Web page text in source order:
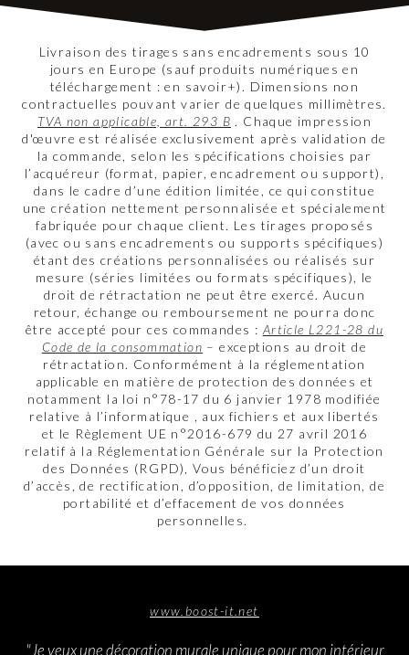
Livraison des tirages sans encadrements sous 10
jours en Europe (sauf produits numériques en
téléchargement : en savoir+). Dimensions non
contractuelles pouvant varier de quelques millimètres.
TVA non applicable, art. 293 B . Chaque impression
d'œuvre est réalisée exclusivement après validation de
la commande, selon les spécifications choisies par
l’acquéreur (format, papier, encadrement ou support),
dans le cadre d’une édition limitée, ce qui constitue
une création nettement personnalisée et spécialement
fabriquée pour chaque client. Les tirages proposés
(avec ou sans encadrements ou supports spécifiques)
étant des créations personnalisées ou réalisés sur
mesure (séries limitées ou formats spécifiques), le
droit de rétractation ne peut être exercé. Aucun
retour, échange ou remboursement ne pourra donc
être accepté pour ces commandes : Article L221-28 du
Code de la consommation – exceptions au droit de
rétractation. Conformément à la réglementation
applicable en matière de protection des données et
notamment la loi n°78-17 du 6 janvier 1978 modifiée
relative à l’informatique , aux fichiers et aux libertés
et le Règlement UE n°2016-679 du 27 avril 2016
relatif à la Réglementation Générale sur la Protection
des Données (RGPD), Vous bénéficiez d’un droit
d’accès, de rectification, d’opposition, de limitation, de
portabilité et d’effacement de vos données
personnelles.
www.boost-it.net
"Je veux une décoration murale unique pour mon intérieur